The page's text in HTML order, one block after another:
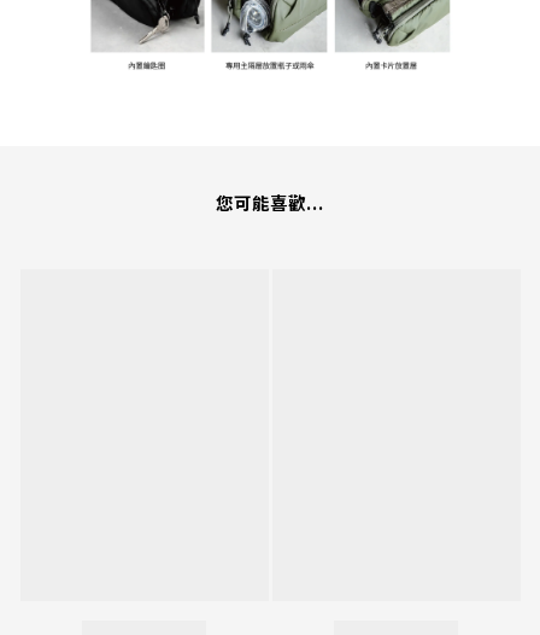
您可能喜歡...